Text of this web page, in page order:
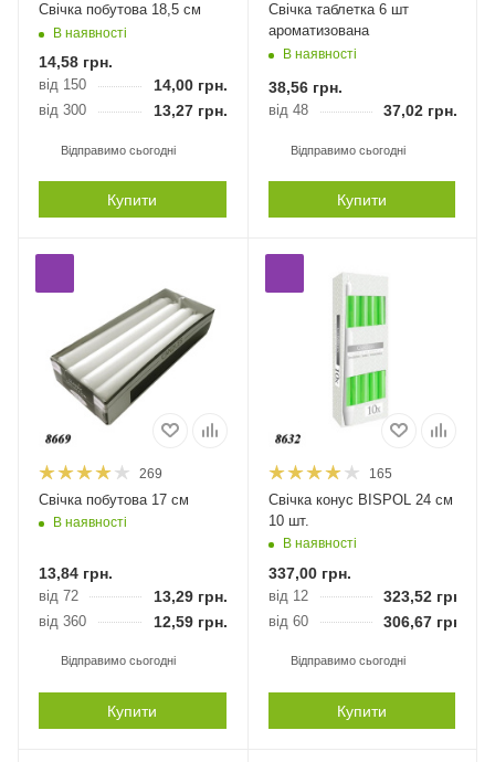
Свічка побутова 18,5 см
В наявності
14,58 грн.
від 150 14,00 грн.
від 300 13,27 грн.
Відправимо сьогодні
Купити
Свічка таблетка 6 шт
ароматизована
В наявності
38,56грн.
від 48 37,02грн.
Відправимо сьогодні
Купити
269
Свічка побутова 17 см
В наявності
13,84 грн.
від 72 13,29 грн.
від 360 12,59 грн.
Відправимо сьогодні
Купити
165
Свічка конус BISPOL 24 см
10 шт.
В наявності
337,00грн.
від 12 323,52грн.
від 60 306,67грн.
Відправимо сьогодні
Купити